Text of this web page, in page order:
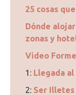
25 cosas
Dónde
zonas y
Video
1: Llegada
2: Ser Illetes